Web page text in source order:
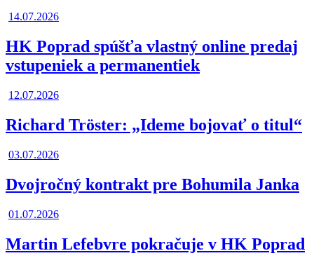
14.07.2026
HK Poprad spúšťa vlastný online predaj
vstupeniek a permanentiek
12.07.2026
Richard Tröster: „Ideme bojovať o titul“
03.07.2026
Dvojročný kontrakt pre Bohumila Janka
01.07.2026
Martin Lefebvre pokračuje v HK Poprad